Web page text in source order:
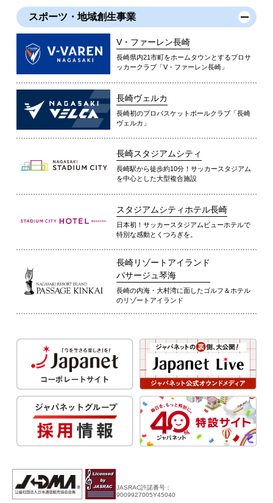
スポーツ・地域創生事業
V・ファーレン長崎
長崎県内21市町をホームタウンとするプロサ
ッカークラブ「V・ファーレン長崎」
長崎ヴェルカ
長崎初のプロバスケットボールクラブ「長崎
ヴェルカ」
長崎スタジアムシティ
長崎駅から徒歩約10分！サッカースタジアム
を中心とした大型複合施設
スタジアムシティホテル長崎
日本初！サッカースタジアムビューホテルで
特別な感動とくつろぎを。
長崎リゾートアイランド
パサージュ琴海
長崎の内海・大村湾に面したゴルフ＆ホテル
のリゾートアイランド
JASRAC許諾番号：
9009927005Y45040